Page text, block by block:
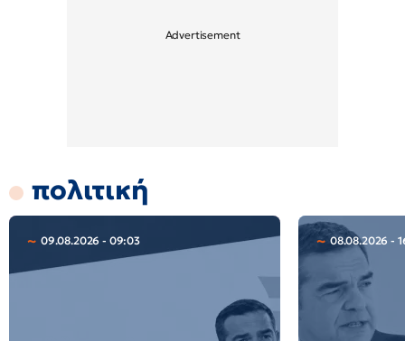
πολιτική
09.08.2026 - 09:03 08.08.2026 -